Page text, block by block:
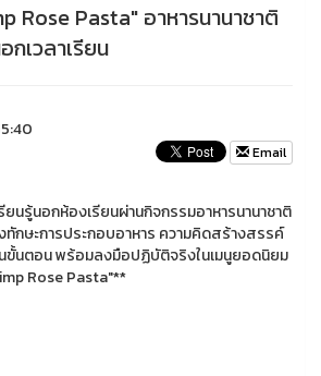
Rose Pasta" อาหารนานาชาติ
กเวลาเรียน
Email
นรู้นอกห้องเรียนผ่านกิจกรรมอาหารนานาชาติ
ทักษะการประกอบอาหาร ความคิดสร้างสรรค์
นขั้นตอน พร้อมลงมือปฏิบัติจริงในเมนูยอดนิยม
Rose Pasta"**